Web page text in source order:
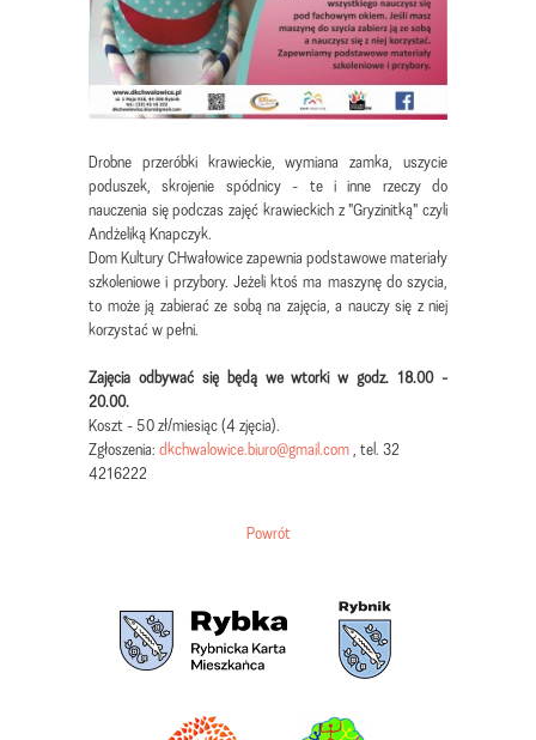
Drobne przeróbki krawieckie, wymiana zamka, uszycie
poduszek, skrojenie spódnicy - te i inne rzeczy do
nauczenia się podczas zajęć krawieckich z "Gryzinitką" czyli
Andżeliką Knapczyk.
Dom Kultury CHwałowice zapewnia podstawowe materiały
szkoleniowe i przybory. Jeżeli ktoś ma maszynę do szycia,
to może ją zabierać ze sobą na zajęcia, a nauczy się z niej
korzystać w pełni.
Zajęcia odbywać się będą we wtorki w godz. 18.00 -
20.00.
Koszt - 50 zł/miesiąc (4 zjęcia).
Zgłoszenia: dkchwalowice.biuro@gmail.com , tel. 32
4216222
Powrót